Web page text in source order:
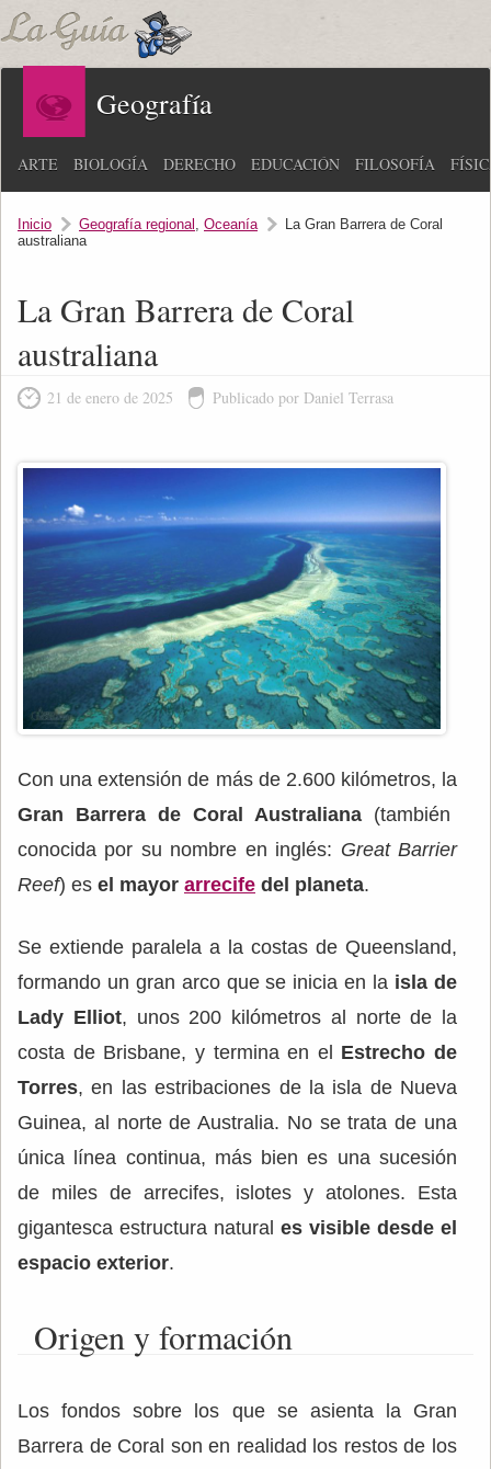
Geografía
ARTE BIOLOGÍA DERECHO EDUCACIÓN FILOSOFÍA
Inicio Geografía regional , Oceanía
La Gran Barrera de Coral
australiana
La Gran Barrera de Coral
australiana
21 de enero de 2025 Publicado por Daniel Terrasa
Con una extensión de más de 2.600 kilómetros, la
Gran Barrera de Coral Australiana (también
conocida por su nombre en inglés: Great Barrier
Reef) es el mayor arrecife del planeta.
Se extiende paralela a la costas de Queensland,
formando un gran arco que se inicia en la isla de
Lady Elliot, unos 200 kilómetros al norte de la
costa de Brisbane, y termina en el Estrecho de
Torres, en las estribaciones de la isla de Nueva
Guinea, al norte de Australia. No se trata de una
única línea continua, más bien es una sucesión
de miles de arrecifes, islotes y atolones. Esta
gigantesca estructura natural es visible desde el
espacio exterior.
Origen y formación
Los fondos sobre los que se asienta la Gran
Barrera de Coral son en realidad los restos de los